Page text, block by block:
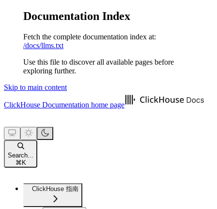
Documentation Index
Fetch the complete documentation index at:
/docs/llms.txt
Use this file to discover all available pages before
exploring further.
Skip to main content
ClickHouse Documentation home page
Search...
⌘ K
ClickHouse 指南